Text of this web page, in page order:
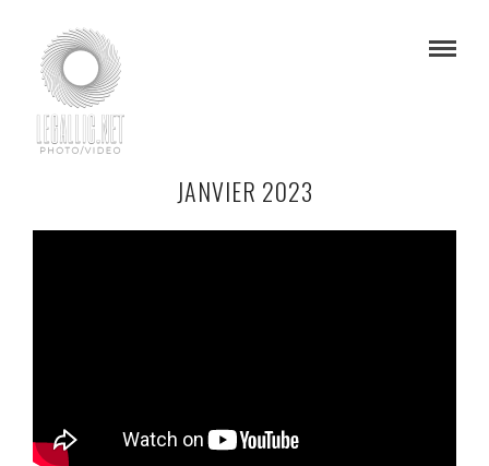
JANVIER 2023